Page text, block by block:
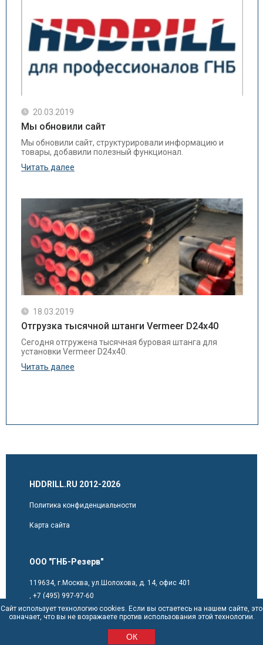
Сайт использует технологию cookies. Если вы остаетесь на нашем сайте, это
означает, что вы не возражаете против использования этой технологии.
ОК
20.03.2019
Мы обновили сайт
Мы обновили сайт, структурировали информацию и
товары, добавили полезный функционал.
Читать далее
18.03.2019
Отгрузка тысячной штанги Vermeer D24x40
Сегодня отгружена тысячная буровая штанга для
установки Vermeer D24x40.
Читать далее
HDDRILL.RU 2012-2026
Политика конфиденциальности
Карта сайта
ООО "ГНБ-Резерв"
119634, г.Москва, ул.Шолохова, д. 14, офис 401
, +7 (495) 997-97-60
sales@hddrill.ru